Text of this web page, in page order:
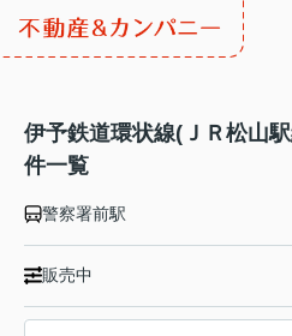
伊予鉄道環状線(ＪＲ松山
件一覧
警察署前駅
販売中